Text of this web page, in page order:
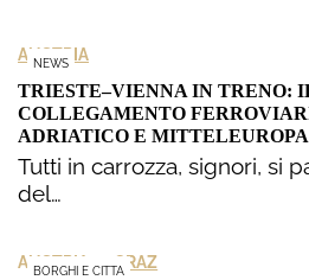
NEWS
AUSTRIA
TRIESTE–VIENNA IN TRENO:
COLLEGAMENTO
ADRIATICO E MITTELEUROPA
Tutti in carrozza, signori, si
del…
BORGHI E CITTA
AUSTRIA > GRAZ